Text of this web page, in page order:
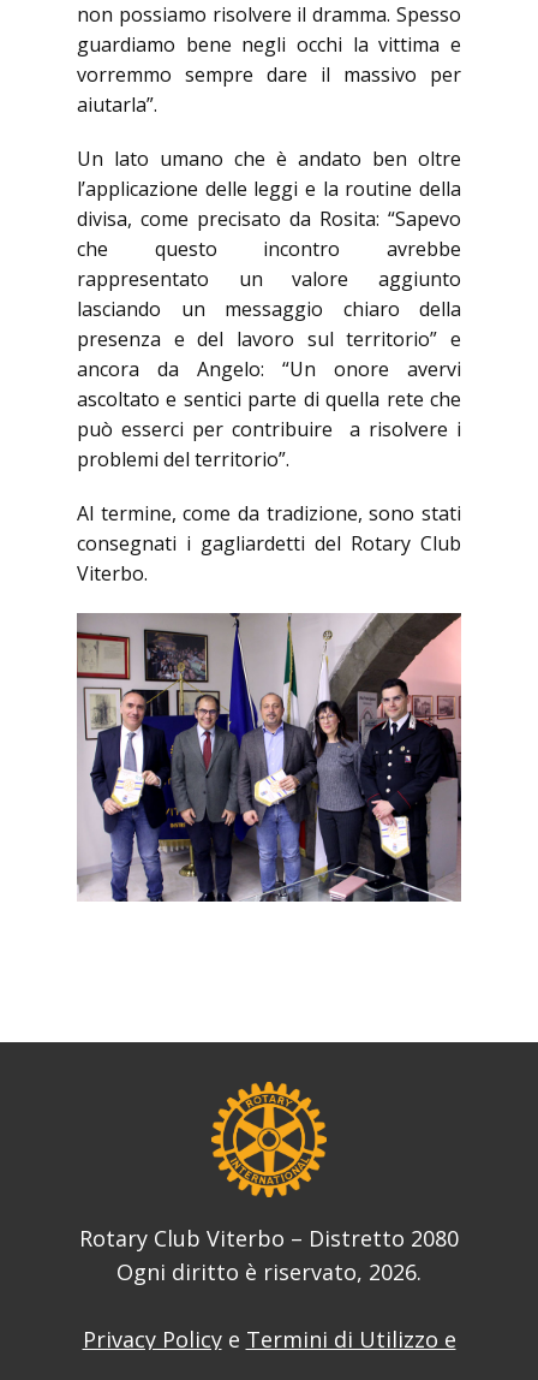
non possiamo risolvere il dramma. Spesso
guardiamo bene negli occhi la vittima e
vorremmo sempre dare il massivo per
aiutarla”.
Un lato umano che è andato ben oltre
l’applicazione delle leggi e la routine della
divisa, come precisato da Rosita: “Sapevo
che questo incontro avrebbe
rappresentato un valore aggiunto
lasciando un messaggio chiaro della
presenza e del lavoro sul territorio” e
ancora da Angelo: “Un onore avervi
ascoltato e sentici parte di quella rete che
può esserci per contribuire a risolvere i
problemi del territorio”.
Al termine, come da tradizione, sono stati
consegnati i gagliardetti del Rotary Club
Viterbo.
Rotary Club Viterbo – Distretto 2080
Ogni diritto è riservato, 2026.
Privacy Policye Termini di Utilizzo e